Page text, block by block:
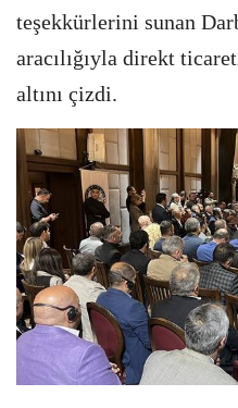
teşekkürlerini sunan
aracılığıyla direkt
altını çizdi.